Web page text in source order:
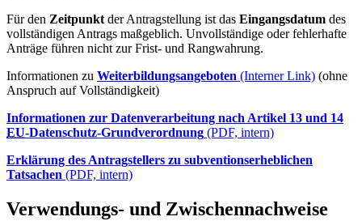
Für den Zeitpunkt der Antragstellung ist das Eingangsdatum des
vollständigen Antrags maßgeblich. Unvollständige oder fehlerhafte
Anträge führen nicht zur Frist- und Rangwahrung.
Informationen zu Weiterbildungsangeboten (Interner Link) (ohne
Anspruch auf Vollständigkeit)
Informationen zur Datenverarbeitung nach Artikel 13 und 14
EU-Datenschutz-Grundverordnung (PDF, intern)
Erklärung des Antragstellers zu subventionserheblichen
Tatsachen (PDF, intern)
Verwendungs- und Zwischennachweise